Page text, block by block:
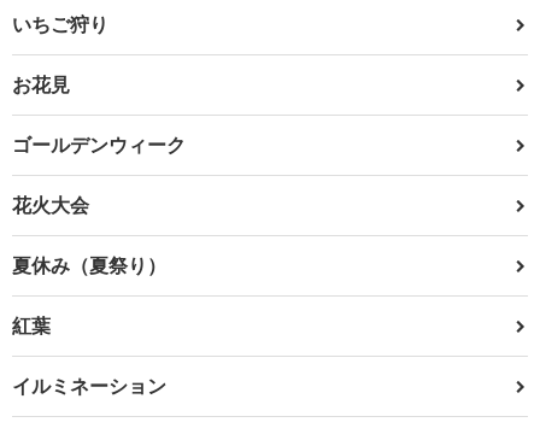
いちご狩り
お花見
ゴールデンウィーク
花火大会
夏休み（夏祭り）
紅葉
イルミネーション